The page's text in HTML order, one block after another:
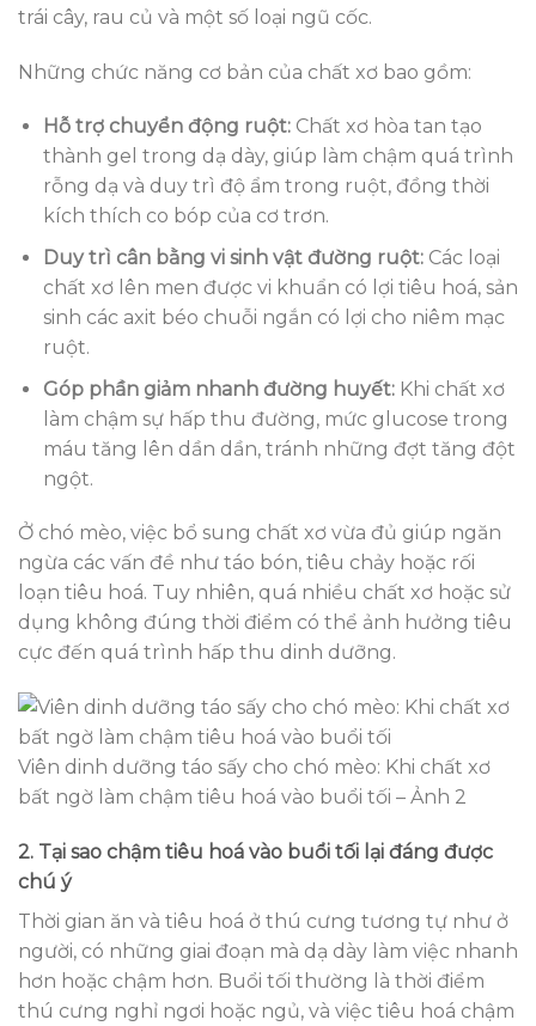
trái cây, rau củ và một số loại ngũ cốc.
Những chức năng cơ bản của chất xơ bao gồm:
Hỗ trợ chuyển động ruột:Chất xơ hòa tan tạo
thành gel trong dạ dày, giúp làm chậm quá trình
rỗng dạ và duy trì độ ẩm trong ruột, đồng thời
kích thích co bóp của cơ trơn.
Duy trì cân bằng vi sinh vật đường ruột:Các loại
chất xơ lên men được vi khuẩn có lợi tiêu hoá, sản
sinh các axit béo chuỗi ngắn có lợi cho niêm mạc
ruột.
Góp phần giảm nhanh đường huyết:Khi chất xơ
làm chậm sự hấp thu đường, mức glucose trong
máu tăng lên dần dần, tránh những đợt tăng đột
ngột.
Ở chó mèo, việc bổ sung chất xơ vừa đủ giúp ngăn
ngừa các vấn đề như táo bón, tiêu chảy hoặc rối
loạn tiêu hoá. Tuy nhiên, quá nhiều chất xơ hoặc sử
dụng không đúng thời điểm có thể ảnh hưởng tiêu
cực đến quá trình hấp thu dinh dưỡng.
Viên dinh dưỡng táo sấy cho chó mèo: Khi chất xơ
bất ngờ làm chậm tiêu hoá vào buổi tối – Ảnh 2
2. Tại sao chậm tiêu hoá vào buổi tối lại đáng được
chú ý
Thời gian ăn và tiêu hoá ở thú cưng tương tự như ở
người, có những giai đoạn mà dạ dày làm việc nhanh
hơn hoặc chậm hơn. Buổi tối thường là thời điểm
thú cưng nghỉ ngơi hoặc ngủ, và việc tiêu hoá chậm